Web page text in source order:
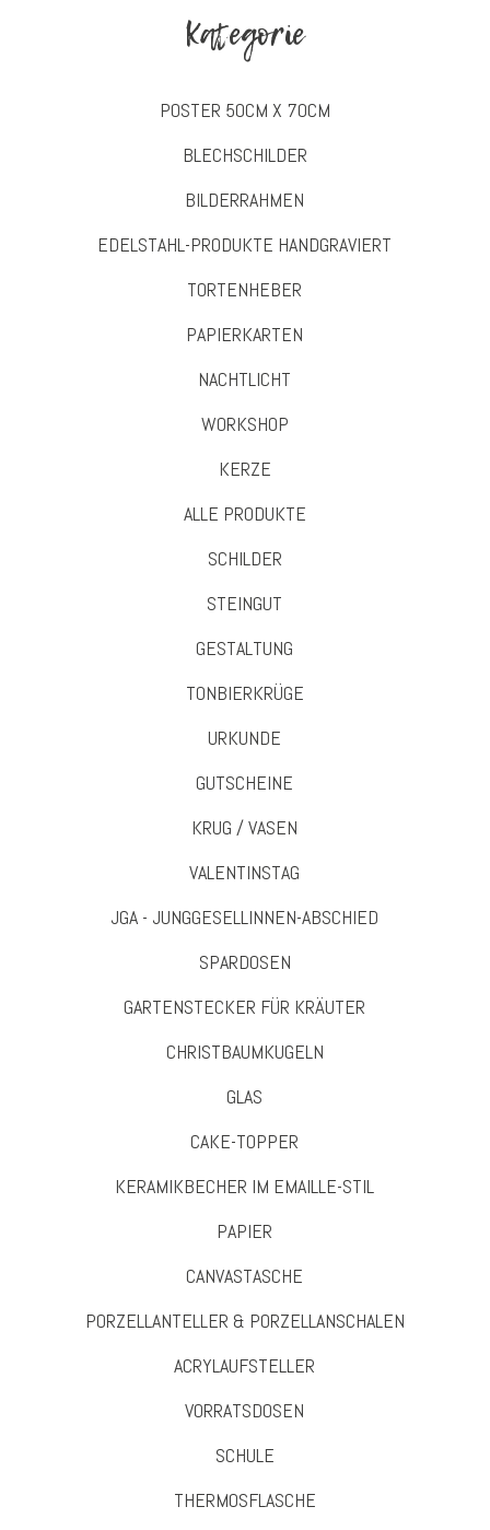
Kategorie
POSTER 50CM X 70CM
BLECHSCHILDER
BILDERRAHMEN
EDELSTAHL-PRODUKTE HANDGRAVIERT
TORTENHEBER
PAPIERKARTEN
NACHTLICHT
WORKSHOP
KERZE
ALLE PRODUKTE
SCHILDER
STEINGUT
GESTALTUNG
TONBIERKRÜGE
URKUNDE
GUTSCHEINE
KRUG / VASEN
VALENTINSTAG
JGA - JUNGGESELLINNEN-ABSCHIED
SPARDOSEN
GARTENSTECKER FÜR KRÄUTER
CHRISTBAUMKUGELN
GLAS
CAKE-TOPPER
KERAMIKBECHER IM EMAILLE-STIL
PAPIER
CANVASTASCHE
PORZELLANTELLER & PORZELLANSCHALEN
ACRYLAUFSTELLER
VORRATSDOSEN
SCHULE
THERMOSFLASCHE